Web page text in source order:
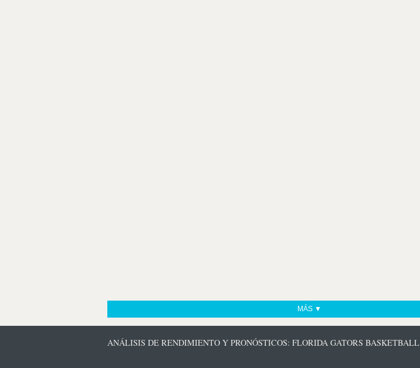
MÁS ▼
ANÁLISIS DE RENDIMIENTO Y PRONÓSTICOS: FLORIDA GATORS BASKETBALL